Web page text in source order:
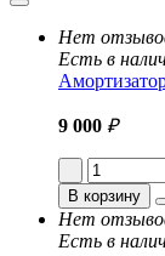
Нет
Есть в
9 000 ₽
В корзину
Нет
Есть в